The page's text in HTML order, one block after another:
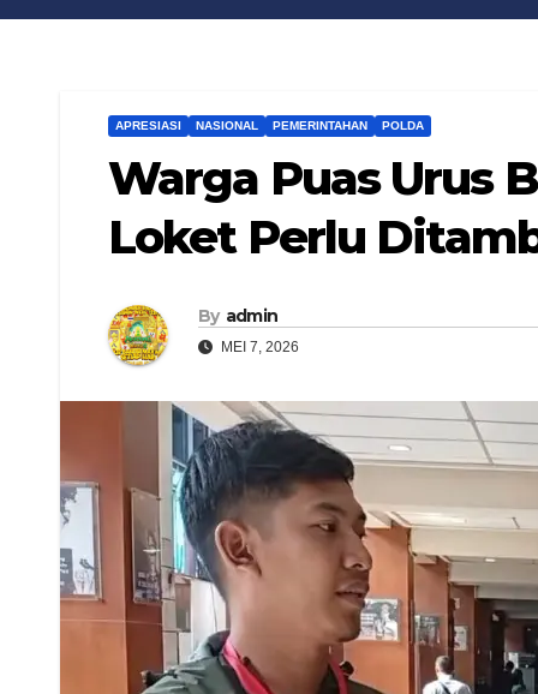
APRESIASI NASIONAL PEMERINTAHAN POLDA
Warga Puas Urus
Loket Perlu
By admin
MEI 7, 2026